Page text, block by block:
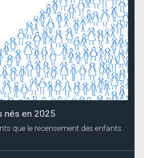
nés en 2025
que le recensement des enfants